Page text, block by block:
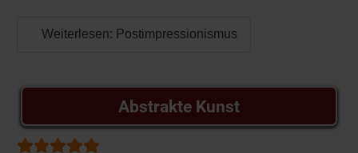
Weiterlesen: Postimpressionismus
Abstrakte Kunst
Bewertung: